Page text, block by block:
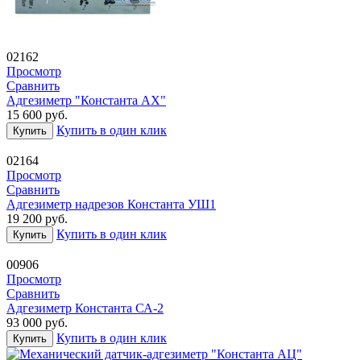
02162
Просмотр
Сравнить
Адгезиметр "Константа АХ"
15 600 руб.
Купить Купить в один клик
02164
Просмотр
Сравнить
Адгезиметр надрезов Константа УШ1
19 200 руб.
Купить Купить в один клик
00906
Просмотр
Сравнить
Адгезиметр Константа СА-2
93 000 руб.
Купить Купить в один клик